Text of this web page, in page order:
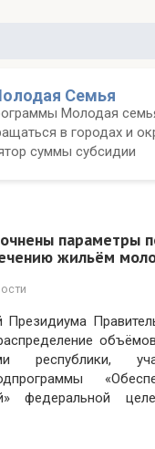
Семья
Молодая
в городах и
суммы субсидии
параметры
жильём
Президиума
республики,
федеральной